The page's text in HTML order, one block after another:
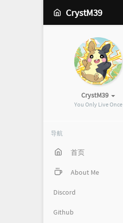
CrystM39
CrystM39
You Only Live Once
导航
首页
About Me
Discord
Github